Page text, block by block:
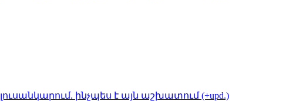
ինչպես է այն աշխատում (+upd.)